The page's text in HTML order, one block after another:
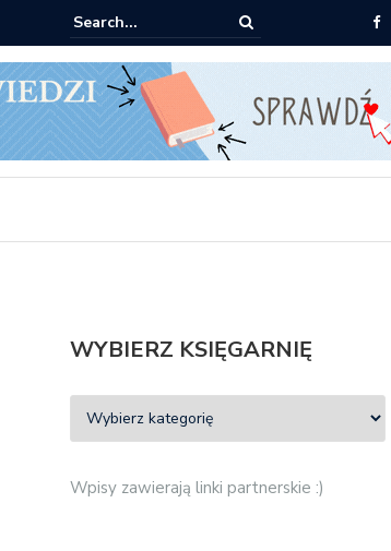
Matras: 10 książek za 69 zł
WYBIERZ KSIĘGARNIĘ
Wpisy zawierają linki partnerskie :)